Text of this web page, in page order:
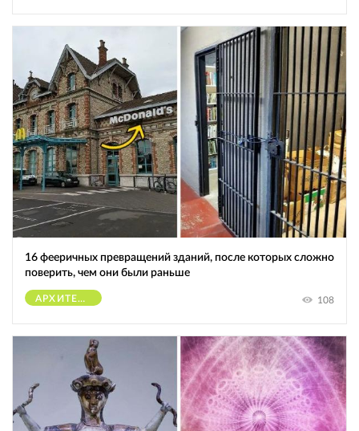
16 фееричных превращений зданий, после которых сложно
поверить, чем они были раньше
АРХИТЕКТУРА 108